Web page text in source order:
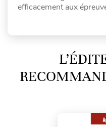
efficacement aux